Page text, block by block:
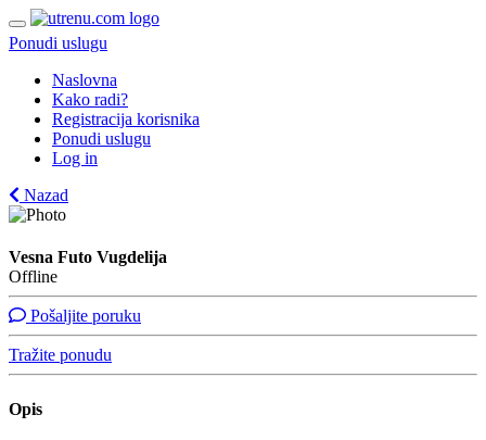
Ponudi uslugu
Naslovna
Kako radi?
Registracija korisnika
Ponudi uslugu
Log in
Nazad
Vesna Futo Vugdelija
Offline
Pošaljite poruku
Tražite ponudu
Opis